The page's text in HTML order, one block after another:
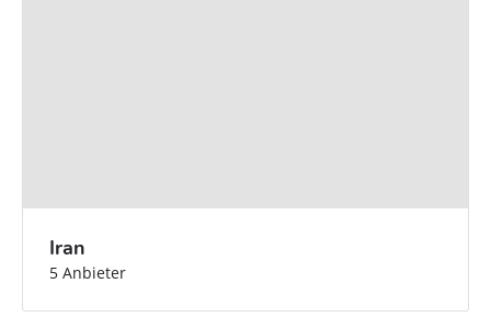
Iran
5 Anbieter